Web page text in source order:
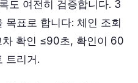
도 여전히 검증합니다. 3
목표로 합니다: 체인 조회
확인 ≤90초, 확인이 60
트리거.